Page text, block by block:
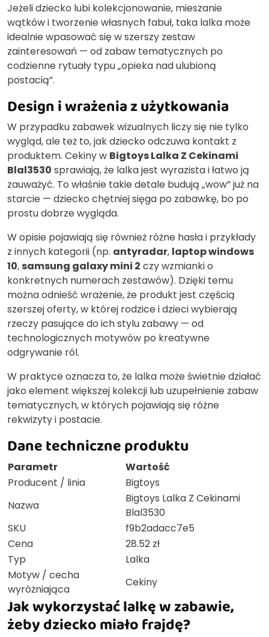
Jeżeli dziecko lubi kolekcjonowanie, mieszanie
wątków i tworzenie własnych fabuł, taka lalka może
idealnie wpasować się w szerszy zestaw
zainteresowań — od zabaw tematycznych po
codzienne rytuały typu „opieka nad ulubioną
postacią”.
Design i wrażenia z użytkowania
W przypadku zabawek wizualnych liczy się nie tylko
wygląd, ale też to, jak dziecko odczuwa kontakt z
produktem. Cekiny w Bigtoys Lalka Z Cekinami
Blal3530 sprawiają, że lalka jest wyrazista i łatwo ją
zauważyć. To właśnie takie detale budują „wow” już na
starcie — dziecko chętniej sięga po zabawkę, bo po
prostu dobrze wygląda.
W opisie pojawiają się również różne hasła i przykłady
z innych kategorii (np. antyradar, laptop windows
10, samsung galaxy mini 2 czy wzmianki o
konkretnych numerach zestawów). Dzięki temu
można odnieść wrażenie, że produkt jest częścią
szerszej oferty, w której rodzice i dzieci wybierają
rzeczy pasujące do ich stylu zabawy — od
technologicznych motywów po kreatywne
odgrywanie ról.
W praktyce oznacza to, że lalka może świetnie działać
jako element większej kolekcji lub uzupełnienie zabaw
tematycznych, w których pojawiają się różne
rekwizyty i postacie.
Dane techniczne produktu
Parametr
Wartość
Producent / linia
Bigtoys
Nazwa
Bigtoys Lalka Z Cekinami
Blal3530
SKU
f9b2adacc7e5
Cena
28.52 zł
Typ
Lalka
Motyw / cecha
wyróżniająca
Cekiny
Jak wykorzystać lalkę w zabawie,
żeby dziecko miało frajdę?